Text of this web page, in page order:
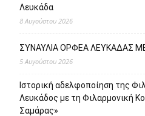
Λευκάδα
8 Αυγούστου 2026
ΣΥΝΑΥΛΙΑ ΟΡΦΕΑ ΛΕΥΚΑΔΑΣ
5 Αυγούστου 2026
Ιστορική αδελφοποίηση της
Λευκάδος με τη Φιλαρμονική
Σαμάρας»